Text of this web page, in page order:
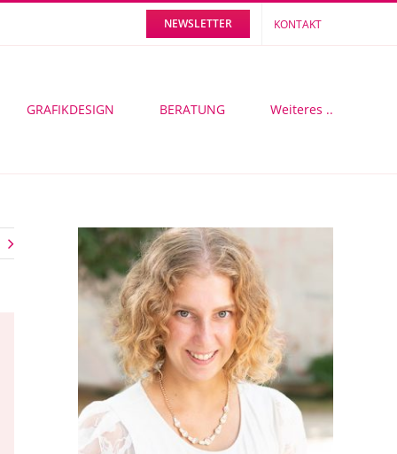
NEWSLETTER KONTAKT
GRAFIKDESIGN BERATUNG Weiteres ..